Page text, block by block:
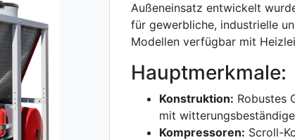
Außeneinsatz entwickelt
für gewerbliche, industrielle
Modellen verfügbar mit
Hauptmerkmale:
Konstruktion: Robustes
mit
Kompressoren: Scroll-